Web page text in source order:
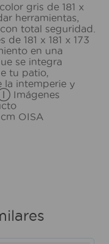
gris de 181 x
herramientas,
total seguridad.
181 x 181 x 173
en una
se integra
tu patio,
la intemperie y
Imágenes
OISA